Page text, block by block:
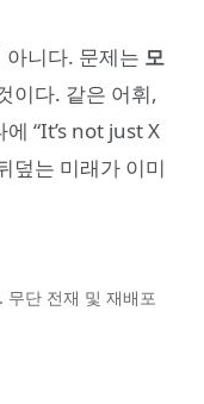
니다. 문제는 모
이다. 같은 어휘,
“It’s not just X
덮는 미래가 이미
단 전재 및 재배포